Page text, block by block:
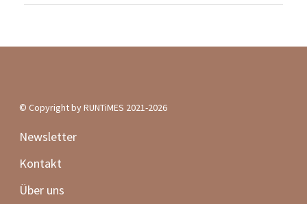
© Copyright by RUNTiMES 2021-2026
Newsletter
Kontakt
Über uns